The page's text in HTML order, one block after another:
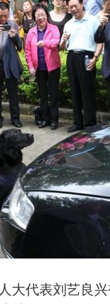
大代表刘艺良